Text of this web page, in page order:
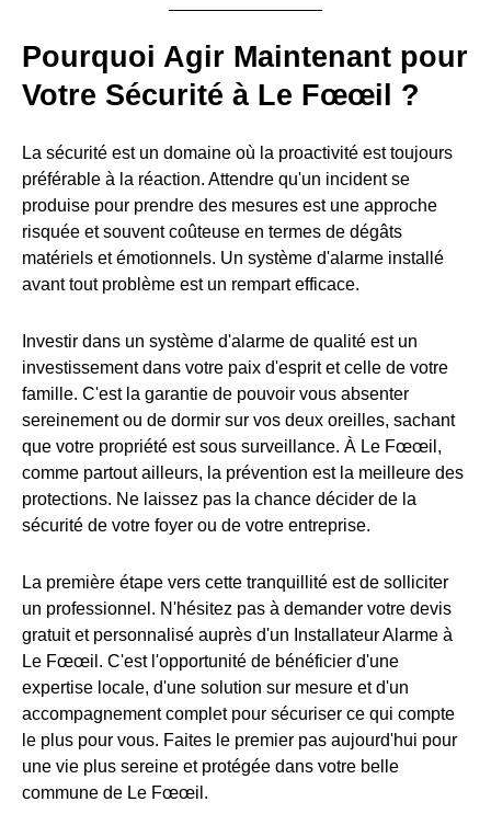
Pourquoi Agir Maintenant pour
Votre Sécurité à Le Fœœil ?
La sécurité est un domaine où la proactivité est toujours
préférable à la réaction. Attendre qu'un incident se
produise pour prendre des mesures est une approche
risquée et souvent coûteuse en termes de dégâts
matériels et émotionnels. Un système d'alarme installé
avant tout problème est un rempart efficace.
Investir dans un système d'alarme de qualité est un
investissement dans votre paix d'esprit et celle de votre
famille. C'est la garantie de pouvoir vous absenter
sereinement ou de dormir sur vos deux oreilles, sachant
que votre propriété est sous surveillance. À Le Fœœil,
comme partout ailleurs, la prévention est la meilleure des
protections. Ne laissez pas la chance décider de la
sécurité de votre foyer ou de votre entreprise.
La première étape vers cette tranquillité est de solliciter
un professionnel. N'hésitez pas à demander votre devis
gratuit et personnalisé auprès d'un Installateur Alarme à
Le Fœœil. C'est l'opportunité de bénéficier d'une
expertise locale, d'une solution sur mesure et d'un
accompagnement complet pour sécuriser ce qui compte
le plus pour vous. Faites le premier pas aujourd'hui pour
une vie plus sereine et protégée dans votre belle
commune de Le Fœœil.